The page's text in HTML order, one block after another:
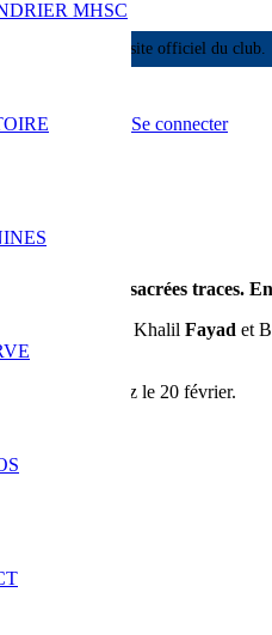
et n’est pas un site officiel du club.
MHSC
Se connecter
seront suspendus
de sacrées traces.
face aux Verts, Khalil Fayad et
à Rodez le 20 février.